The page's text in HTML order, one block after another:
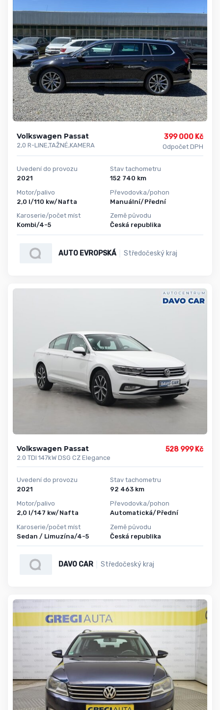
Volkswagen Passat
2,0 R-LINE,TAŽNÉ,KAMERA
399 000 Kč
Odpočet DPH
Uvedení do provozu
2021
Motor/palivo
2,0 l/110 kw/Nafta
Karoserie/počet míst
Kombi/4-5
Stav tachometru
152 740 km
Převodovka/pohon
Manuální/Přední
Země původu
Česká republika
AUTO EVROPSKÁ Středočeský kraj
Volkswagen Passat
2.0 TDI 147kW DSG CZ Elegance
528 999 Kč
Uvedení do provozu
2021
Motor/palivo
2,0 l/147 kw/Nafta
Karoserie/počet míst
Sedan / Limuzína/4-5
Stav tachometru
92 463 km
Převodovka/pohon
Automatická/Přední
Země původu
Česká republika
DAVO CAR Středočeský kraj